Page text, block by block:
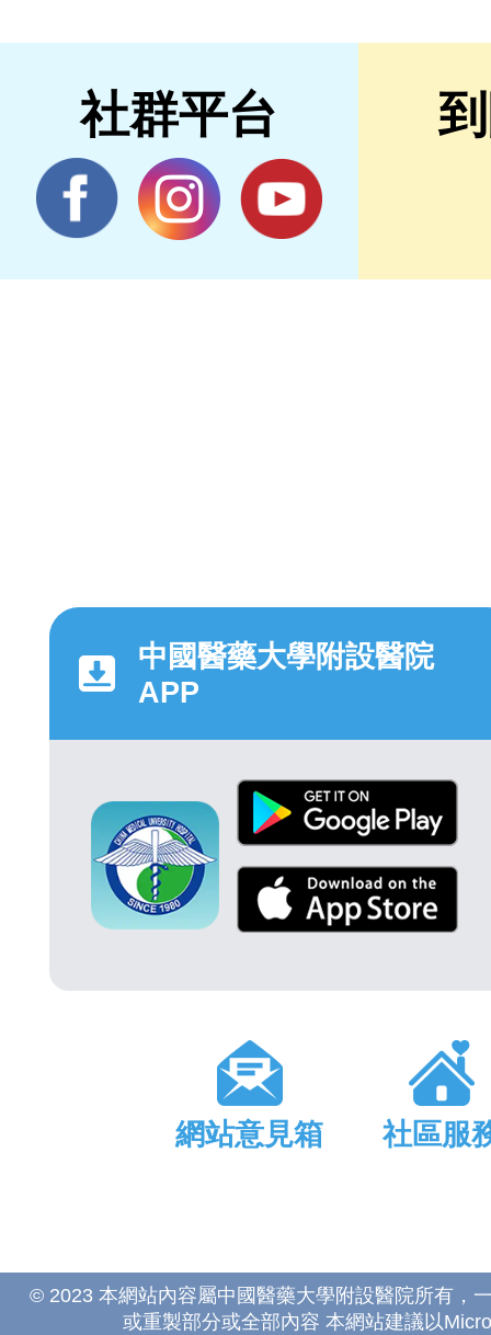
社群平台
中國醫藥大學附設醫院
APP
網站意見箱 社區服
© 2023 本網站內容屬中國醫藥大學附設醫院所有，
或重製部分或全部內容 本網站建議以